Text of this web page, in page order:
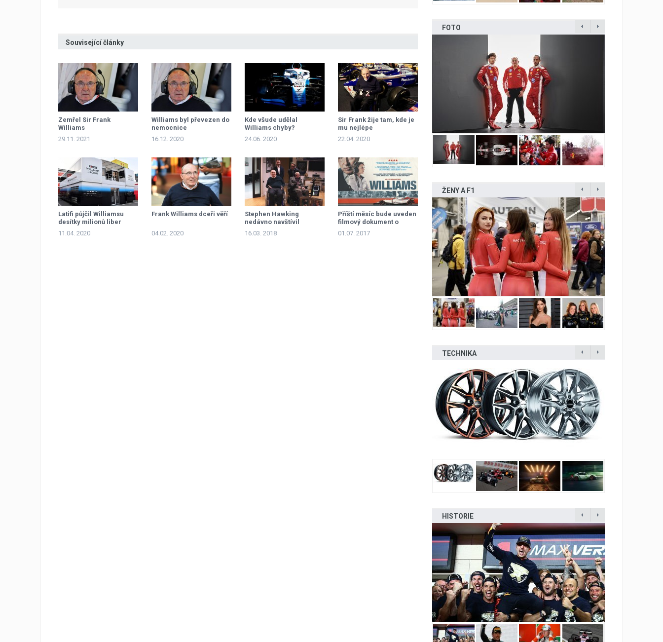
Související články
Zemřel Sir Frank
Williams
29.11. 2021
Williams byl převezen do
nemocnice
16.12. 2020
Kde všude udělal
Williams chyby?
24.06. 2020
Sir Frank žije tam, kde je
mu nejlépe
22.04. 2020
Latifi půjčil Williamsu
desítky milionů liber
11.04. 2020
Frank Williams dceři věří
04.02. 2020
Stephen Hawking
nedávno navštívil
Williams
16.03. 2018
Příští měsíc bude uveden
filmový dokument o
Williamsu
01.07. 2017
FOTO
ŽENY A F1
TECHNIKA
HISTORIE